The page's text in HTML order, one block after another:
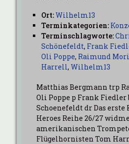
Ort:Wilhelm13
Terminkategorien:
Terminschlagworte:
Schönefeldt, Frank
Oli Poppe, Raimund
Harrell, Wilhelm13
Matthias Bergmann trp
Oli Poppe p Frank
Schoenefeldt dr Das erste
Heroes Reihe 26/27
amerikanischen
Flügelhornisten Tom